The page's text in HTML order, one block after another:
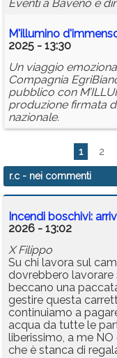
Eventi a Baveno e
M'illumino
2025 - 13:30
Un viaggio
Compagnia
pubblico con
produzione firmata
nazionale.
1 2
r.c- nei commenti
Incendi boschivi:
2026 - 13:02
X Filippo
Su chi lavora sul
dovrebbero lavorare
beccano una
gestire questa
continuiamo a
acqua da tutte le
liberissimo, a me
che è stanca di